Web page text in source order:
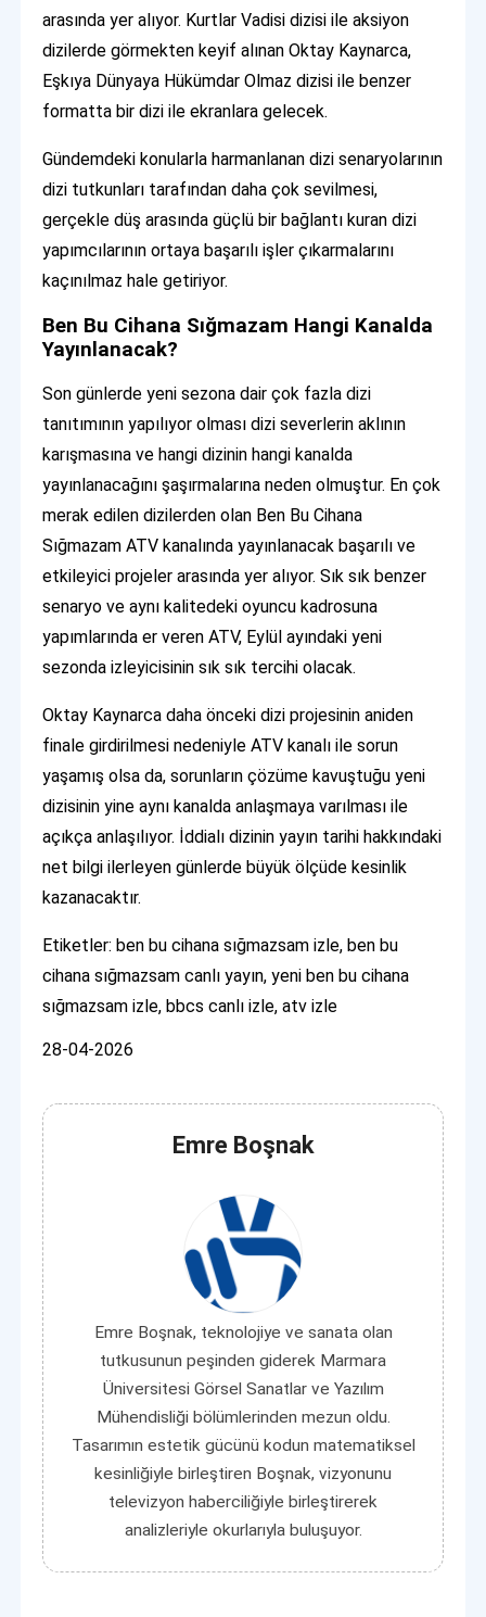
arasında yer alıyor. Kurtlar Vadisi dizisi ile aksiyon
dizilerde görmekten keyif alınan Oktay Kaynarca,
Eşkıya Dünyaya Hükümdar Olmaz dizisi ile benzer
formatta bir dizi ile ekranlara gelecek.
Gündemdeki konularla harmanlanan dizi senaryolarının
dizi tutkunları tarafından daha çok sevilmesi,
gerçekle düş arasında güçlü bir bağlantı kuran dizi
yapımcılarının ortaya başarılı işler çıkarmalarını
kaçınılmaz hale getiriyor.
Ben Bu Cihana Sığmazam Hangi Kanalda
Yayınlanacak?
Son günlerde yeni sezona dair çok fazla dizi
tanıtımının yapılıyor olması dizi severlerin aklının
karışmasına ve hangi dizinin hangi kanalda
yayınlanacağını şaşırmalarına neden olmuştur. En çok
merak edilen dizilerden olan Ben Bu Cihana
Sığmazam ATV kanalında yayınlanacak başarılı ve
etkileyici projeler arasında yer alıyor. Sık sık benzer
senaryo ve aynı kalitedeki oyuncu kadrosuna
yapımlarında er veren ATV, Eylül ayındaki yeni
sezonda izleyicisinin sık sık tercihi olacak.
Oktay Kaynarca daha önceki dizi projesinin aniden
finale girdirilmesi nedeniyle ATV kanalı ile sorun
yaşamış olsa da, sorunların çözüme kavuştuğu yeni
dizisinin yine aynı kanalda anlaşmaya varılması ile
açıkça anlaşılıyor. İddialı dizinin yayın tarihi hakkındaki
net bilgi ilerleyen günlerde büyük ölçüde kesinlik
kazanacaktır.
Etiketler: ben bu cihana sığmazsam izle, ben bu
cihana sığmazsam canlı yayın, yeni ben bu cihana
sığmazsam izle, bbcs canlı izle, atv izle
28-04-2026
Emre Boşnak
Emre Boşnak, teknolojiye ve sanata olan
tutkusunun peşinden giderek Marmara
Üniversitesi Görsel Sanatlar ve Yazılım
Mühendisliği bölümlerinden mezun oldu.
Tasarımın estetik gücünü kodun matematiksel
kesinliğiyle birleştiren Boşnak, vizyonunu
televizyon haberciliğiyle birleştirerek
analizleriyle okurlarıyla buluşuyor.